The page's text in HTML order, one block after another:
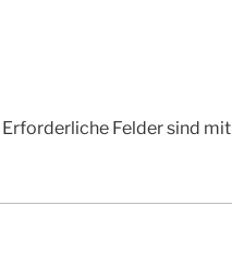
Erforderliche Felder sind mit